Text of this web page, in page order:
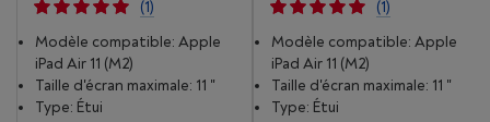
(1)
Modèle compatible: Apple
iPad Air 11 (M2)
Taille d'écran maximale: 11 "
Type: Étui
(1)
Modèle compatible: Apple
iPad Air 11 (M2)
Taille d'écran maximale: 11 "
Type: Étui